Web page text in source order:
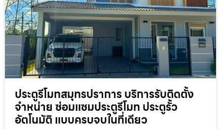
ประตูรีโมทสมุทรปราการ บริการรับติดตั้ง
จำหน่าย ซ่อมแซมประตูรีโมท ประตูรั้ว
อัตโนมัติ แบบครบจบในที่เดียว